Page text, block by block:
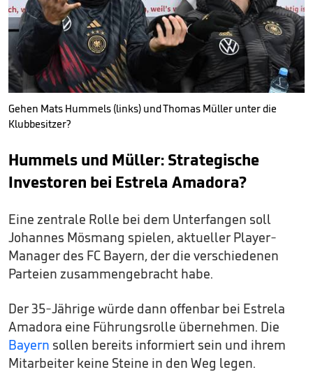
Gehen Mats Hummels (links) und Thomas Müller unter die
Klubbesitzer?
Hummels und Müller: Strategische
Investoren bei Estrela Amadora?
Eine zentrale Rolle bei dem Unterfangen soll
Johannes Mösmang spielen, aktueller Player-
Manager des FC Bayern, der die verschiedenen
Parteien zusammengebracht habe.
Der 35-Jährige würde dann offenbar bei Estrela
Amadora eine Führungsrolle übernehmen. Die
Bayern sollen bereits informiert sein und ihrem
Mitarbeiter keine Steine in den Weg legen.